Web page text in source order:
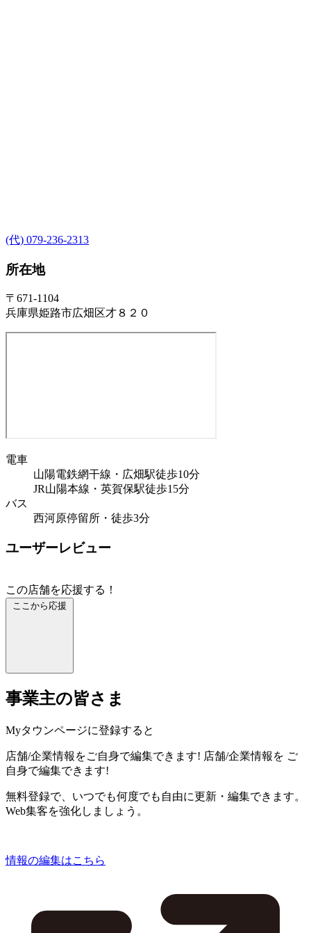
(代) 079-236-2313
所在地
〒671-1104
兵庫県姫路市広畑区才８２０
電車
山陽電鉄網干線・広畑駅徒歩10分
JR山陽本線・英賀保駅徒歩15分
バス
西河原停留所・徒歩3分
ユーザーレビュー
この店舗を応援する！
ここから応援
事業主の皆さま
Myタウンページに登録すると
店舗/企業情報をご自身で編集できます! 店舗/企業情報を ご
自身で編集できます!
無料登録で、いつでも何度でも自由に更新・編集できます。
Web集客を強化しましょう。
情報の編集はこちら